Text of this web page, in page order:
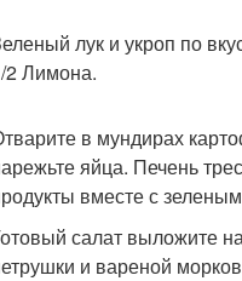
лук и укроп по
2 Лимона.
в мундирах
яйца. Печень
вместе с
салат выложите
и вареной